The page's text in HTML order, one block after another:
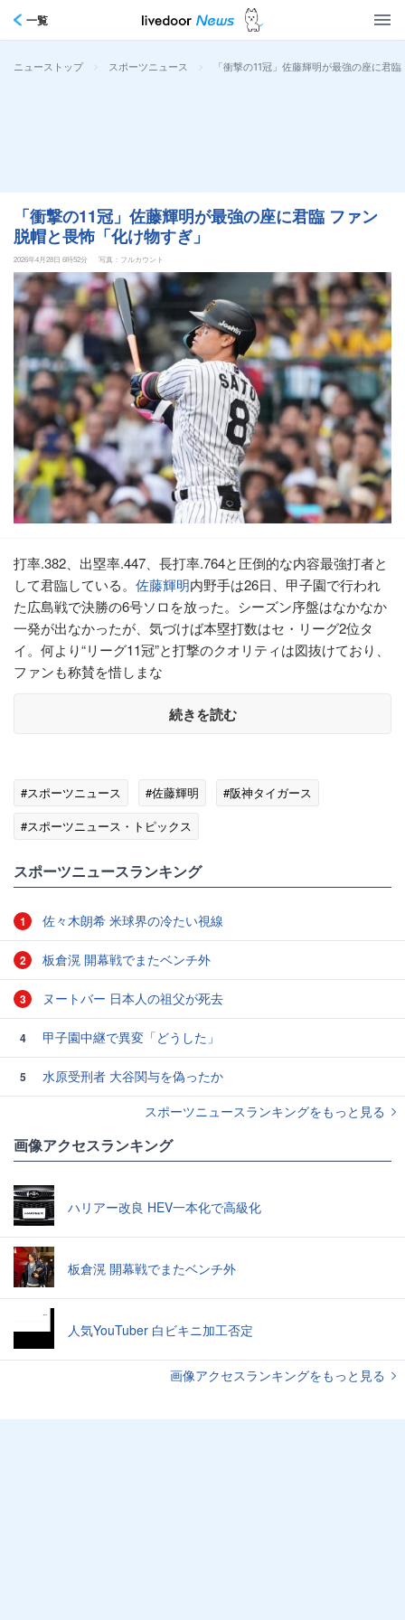
一覧
ニューストップ > スポーツニュース > 「衝撃の11冠」佐藤輝明が最強の座に君
「衝撃の11冠」佐藤輝明が最強の座に君臨 ファン
脱帽と畏怖「化け物すぎ」
2026年4月28日 6時52分 写真：フルカウント
打率.382、出塁率.447、長打率.764と圧倒的な内容最強打者と
して君臨している。 佐藤輝明内野手は26日、甲子園で行われ
た広島戦で決勝の6号ソロを放った。シーズン序盤はなかなか
一発が出なかったが、気づけば本塁打数はセ・リーグ2位タ
イ。何より“リーグ11冠”と打撃のクオリティは図抜けており、
ファンも称賛を惜しまな
続きを読む
#スポーツニュース #佐藤輝明
#阪神タイガース
#スポーツニュース・トピックス
スポーツニュースランキング
1 佐々木朗希 米球界の冷たい視線
2 板倉滉 開幕戦でまたベンチ外
3 ヌートバー 日本人の祖父が死去
4 甲子園中継で異変「どうした」
5
水原受刑者 大谷関与を偽ったか
スポーツニュースランキングをもっと見る
画像アクセスランキング
ハリアー改良 HEV一本化で高級化
板倉滉 開幕戦でまたベンチ外
人気YouTuber 白ビキニ加工否定
画像アクセスランキングをもっと見る